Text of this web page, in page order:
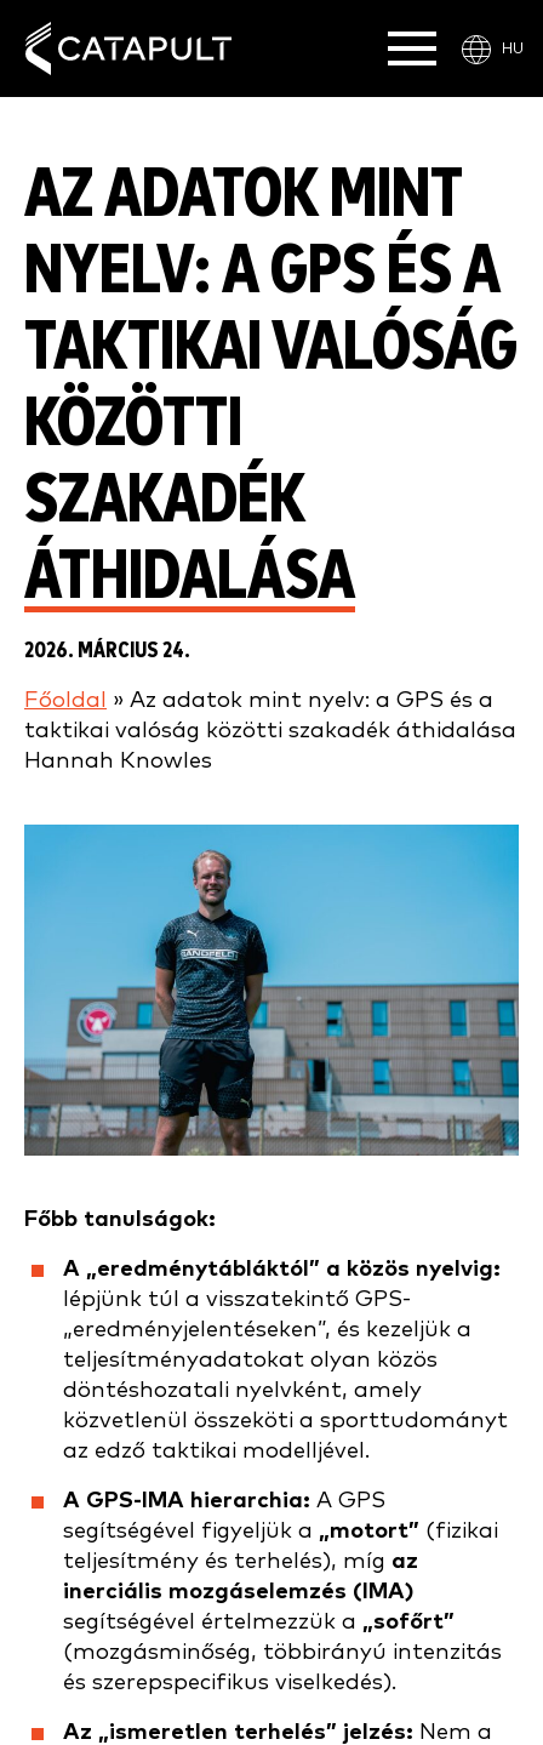
HU
AZ ADATOK MINT
NYELV: A GPS ÉS A
TAKTIKAI VALÓSÁG
KÖZÖTTI
SZAKADÉK
ÁTHIDALÁSA
2026. MÁRCIUS 24.
Főoldal » Az adatok mint nyelv: a GPS és a
taktikai valóság közötti szakadék áthidalása
Hannah Knowles
Főbb tanulságok:
A „eredménytábláktól” a közös nyelvig:
lépjünk túl a visszatekintő GPS-
„eredményjelentéseken”, és kezeljük a
teljesítményadatokat olyan közös
döntéshozatali nyelvként, amely
közvetlenül összeköti a sporttudományt
az edző taktikai modelljével.
A GPS-IMA hierarchia: A GPS
segítségével figyeljük a „motort” (fizikai
teljesítmény és terhelés), míg az
inerciális mozgáselemzés (IMA)
segítségével értelmezzük a „sofőrt”
(mozgásminőség, többirányú intenzitás
és szerepspecifikus viselkedés).
Az „ismeretlen terhelés” jelzés: Nem a